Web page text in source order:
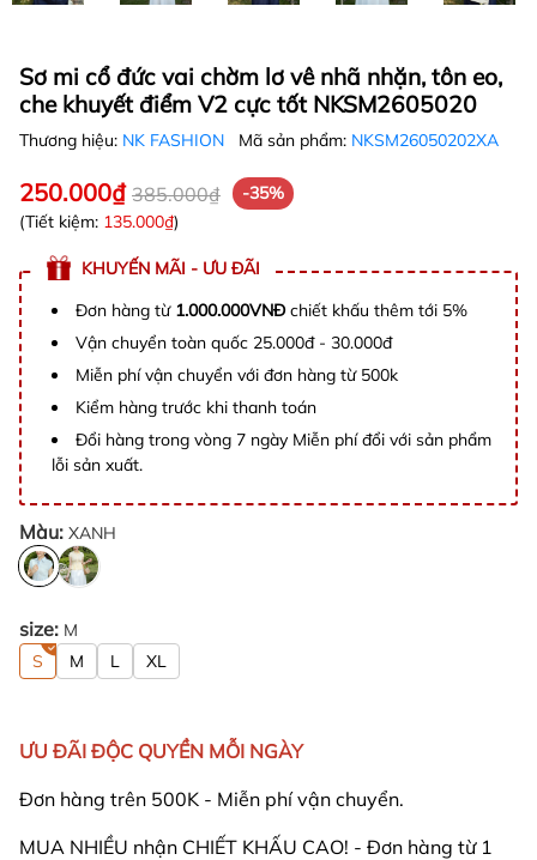
Sơ mi cổ đức vai chờm lơ vê nhã nhặn, tôn eo,
che khuyết điểm V2 cực tốt NKSM2605020
Thương hiệu: NK FASHION Mã sản phẩm: NKSM26050202XA
250.000₫ 385.000₫
-35%
(Tiết kiệm: 135.000₫)
KHUYẾN MÃI - ƯU ĐÃI
Đơn hàng từ 1.000.000VNĐchiết khấu thêm tới 5%
Vận chuyển toàn quốc 25.000đ - 30.000đ
Miễn phí vận chuyển với đơn hàng từ 500k
Kiểm hàng trước khi thanh toán
Đổi hàng trong vòng 7 ngày Miễn phí đổi với sản phẩm
lỗi sản xuất.
Màu: XANH
size: M
S
M L XL
ƯU ĐÃI ĐỘC QUYỀN MỖI NGÀY
Đơn hàng trên 500K - Miễn phí vận chuyển.
MUA NHIỀU nhận CHIẾT KHẤU CAO! - Đơn hàng từ 1